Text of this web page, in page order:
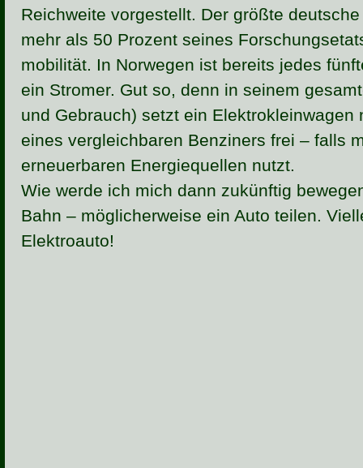
Reichweite vorgestellt. Der größte
mehr als 50 Prozent seines
mobilität. In Norwegen ist bereits jedes
ein Stromer. Gut so, denn in seinem
und Gebrauch) setzt ein Elektrokleinwagen
eines vergleichbaren Benziners frei – falls
erneuerbaren Energiequellen nutzt.
Wie werde ich mich dann zukünftig
Bahn – möglicherweise ein Auto teilen.
Elektroauto!